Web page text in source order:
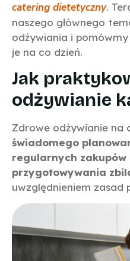
catering dietetyczny.
naszego głównego
odżywiania i
je na co dzień.
Jak
odżywianie
Zdrowe odżywianie na
świadomego
regularnych zakupów
przygotowywania
uwzględnieniem zasad